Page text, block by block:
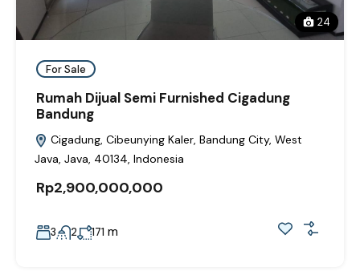
24
For Sale
Rumah Dijual Semi Furnished Cigadung
Bandung
Cigadung, Cibeunying Kaler, Bandung City, West
Java, Java, 40134, Indonesia
Rp2,900,000,000
3 2 171 m